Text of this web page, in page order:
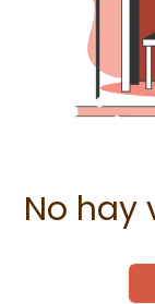
No hay